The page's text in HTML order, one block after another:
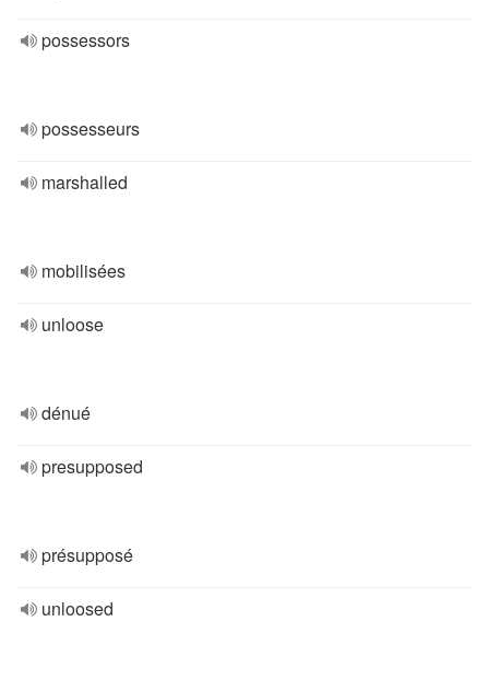
possessors
possesseurs
marshalled
mobilisées
unloose
dénué
presupposed
présupposé
unloosed